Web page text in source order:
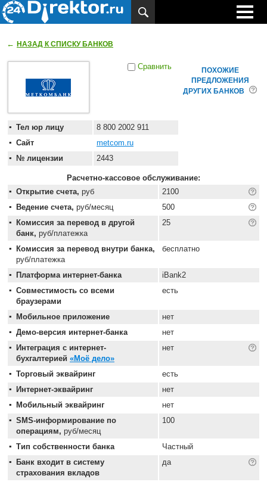
← НАЗАД К СПИСКУ БАНКОВ
Сравнить
Тел юр лицу
8 800 2002 911
Сайт
metcom.ru
№ лицензии
2443
Расчетно-кассовое обслуживание:
Открытие счета, руб
2100
Ведение счета, руб/месяц
500
Комиссия за перевод в другой
банк, руб/платежка
25
Комиссия за перевод внутри банка,
руб/платежка
бесплатно
Платформа интернет-банка
iBank2
Совместимость со всеми
браузерами
есть
Мобильное приложение
нет
Демо-версия интернет-банка
нет
Интеграция с интернет-
бухгалтерией «Моё дело»
нет
Торговый эквайринг
есть
Интернет-эквайринг
нет
Мобильный эквайринг
нет
SMS-информирование по
операциям, руб/месяц
100
Тип собственности банка
Частный
Банк входит в систему
страхования вкладов
да
ПОХОЖИЕ
ПРЕДЛОЖЕНИЯ
ДРУГИХ БАНКОВ